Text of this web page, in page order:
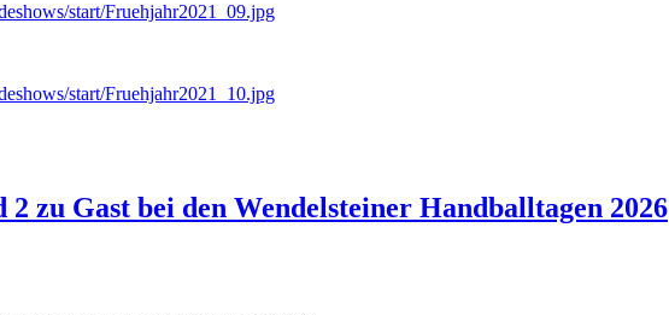
start/Fruehjahr2021_09.jpg
start/Fruehjahr2021_10.jpg
zu Gast bei den Wendelsteiner Handballtagen 2026